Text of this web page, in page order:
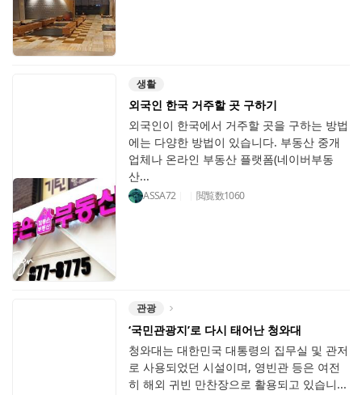
생활
외국인 한국 거주할 곳 구하기
외국인이 한국에서 거주할 곳을 구하는 방법
에는 다양한 방법이 있습니다. 부동산 중개
업체나 온라인 부동산 플랫폼(네이버부동
산...
ASSA72 閲覧数1060
관광
‘국민관광지’로 다시 태어난 청와대
청와대는 대한민국 대통령의 집무실 및 관저
로 사용되었던 시설이며, 영빈관 등은 여전
히 해외 귀빈 만찬장으로 활용되고 있습니...